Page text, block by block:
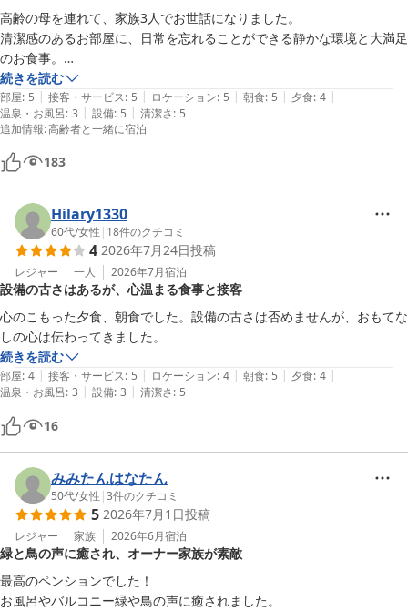
高齢の母を連れて、家族3人でお世話になりました。
清潔感のあるお部屋に、日常を忘れることができる静かな環境と大満足
のお食事。
大変、良い思い出を作ることが出来ました。母が健康で居てくれたら、
また宿泊したいと思います。
ありがとうございました。
続きを読む
部屋: 5 | 接客・サービス: 5 | ロケーション: 5 | 朝食: 5 | 夕食: 4 |
温泉・お風呂: 3 | 設備: 5 | 清潔さ: 5
追加情報:高齢者と一緒に宿泊
183
Hilary1330
60代/女性 | 18件のクチコミ
4 2026年7月24日投稿
レジャー 一人 2026年7月宿泊
設備の古さはあるが、心温まる食事と接客
心のこもった夕食、朝食でした。設備の古さは否めませんが、おもてな
続きを読む
部屋: 4 | 接客・サービス: 5 | ロケーション: 4 | 朝食: 5 | 夕食: 4 |
温泉・お風呂: 3 | 設備: 3 | 清潔さ: 5
16
みみたんはなたん
50代/女性 |3件のクチコミ
5 2026年7月1日投稿
レジャー 家族 2026年6月宿泊
緑と鳥の声に癒され、オーナー家族が素敵
最高のペンションでした！
お風呂やバルコニー緑や鳥の声に癒されました。